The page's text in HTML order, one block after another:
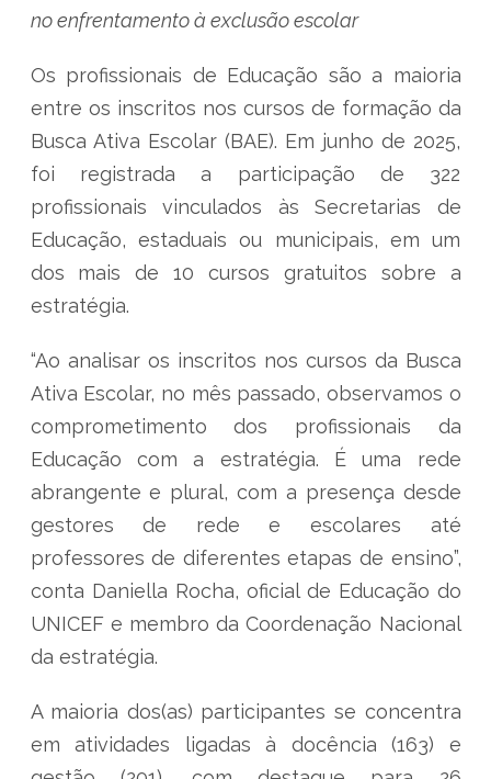
no enfrentamento à exclusão escolar
Os profissionais de Educação são a maioria
entre os inscritos nos cursos de formação da
Busca Ativa Escolar (BAE). Em junho de 2025,
foi registrada a participação de 322
profissionais vinculados às Secretarias de
Educação, estaduais ou municipais, em um
dos mais de 10 cursos gratuitos sobre a
estratégia.
“Ao analisar os inscritos nos cursos da Busca
Ativa Escolar, no mês passado, observamos o
comprometimento dos profissionais da
Educação com a estratégia. É uma rede
abrangente e plural, com a presença desde
gestores de rede e escolares até
professores de diferentes etapas de ensino”,
conta Daniella Rocha, oficial de Educação do
UNICEF e membro da Coordenação Nacional
da estratégia.
A maioria dos(as) participantes se concentra
em atividades ligadas à docência (163) e